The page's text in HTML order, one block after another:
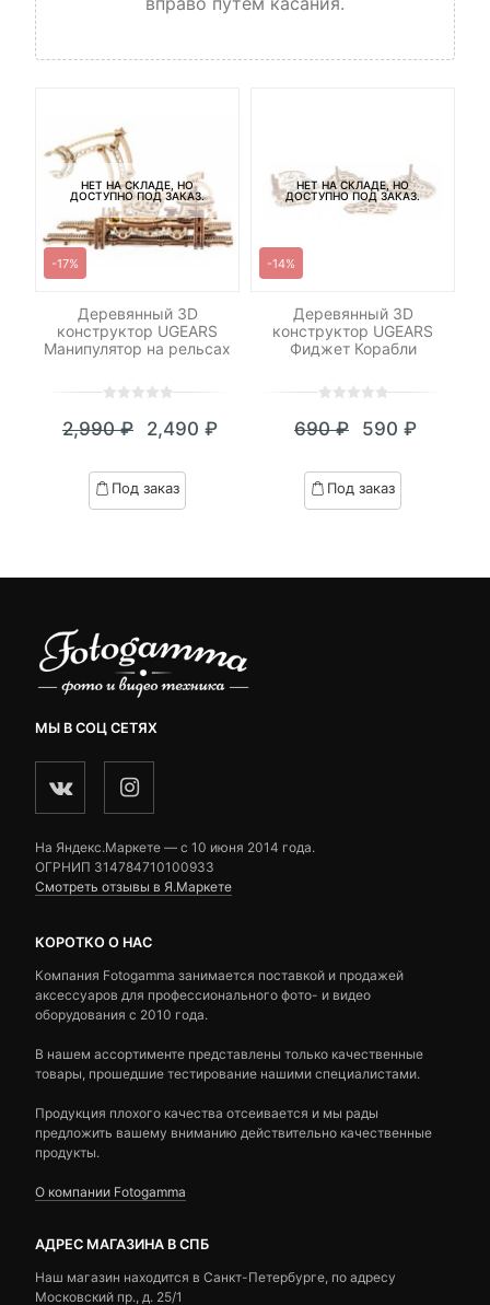
НЕТ НА СКЛАДЕ, НО
ДОСТУПНО ПОД ЗАКАЗ.
-17%
Деревянный 3D
конструктор UGEARS
Манипулятор на рельсах
out
based
on
2,990₽
Первоначальная
цена
составляла
2,490 ₽
Текущая
цена:
2,490 ₽.
Под заказ
НЕТ НА СКЛАДЕ, НО
ДОСТУПНО ПОД ЗАКАЗ.
-14%
Деревянный 3D
конструктор UGEARS
Фиджет Корабли
out
based
on
690₽
цена
составляла
590 ₽
Текущая
цена:
590 ₽.
Под заказ
МЫ В СОЦ СЕТЯХ
На Яндекс.Маркете — c 10 июня 2014 года.
ОГРНИП 314784710100933
Смотреть отзывы в Я.Маркете
КОРОТКО О НАС
Компания Fotogamma занимается поставкой и продажей
аксессуаров для профессионального фото- и видео
оборудования с 2010 года.
В нашем ассортименте представлены только качественные
товары, прошедшие тестирование нашими специалистами.
Продукция плохого качества отсеивается и мы рады
предложить вашему вниманию действительно качественные
продукты.
О компании Fotogamma
АДРЕС МАГАЗИНА В СПБ
Наш магазин находится в Санкт-Петербурге, по адресу
Московский пр., д. 25/1